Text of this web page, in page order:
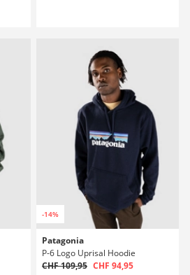
-14%
Patagonia
P-6 Logo Uprisal Hoodie
CHF 109,95 CHF 94,95